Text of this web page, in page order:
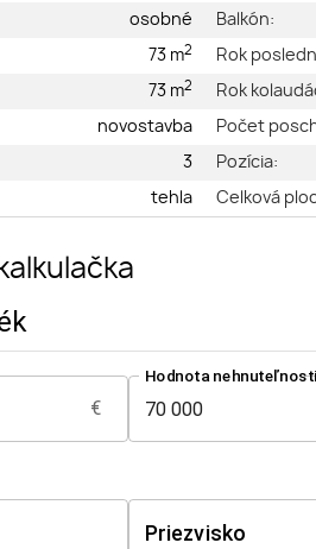
osobné
73 m2
73 m2
novostavba
3
tehla
Balkón:
Rok
Rok
Počet
Pozícia:
Celková